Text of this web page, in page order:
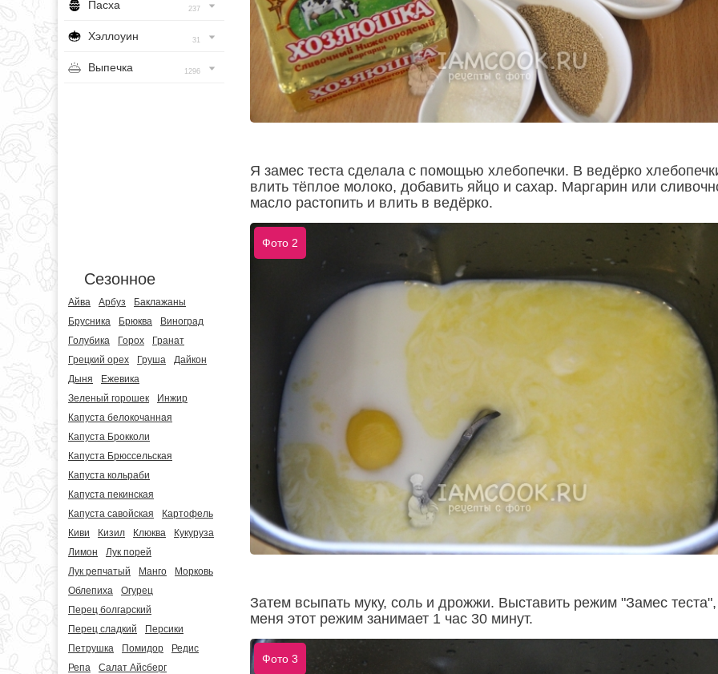
Пасха 237
Хэллоуин 31
Выпечка 1296
Сезонное
Айва Арбуз
Баклажаны
Брусника
Брюква
Виноград
Голубика
Горох
Гранат
Грецкий орех
Груша
Дайкон
Дыня
Ежевика
Зеленый горошек
Инжир
Капуста белокочанная
Капуста Брокколи
Капуста Брюссельская
Капуста кольраби
Капуста пекинская
Капуста савойская
Картофель
Киви
Кизил Клюква
Кукуруза
Лимон
Лук порей
Лук репчатый
Манго
Морковь
Облепиха
Огурец
Перец болгарский
Перец сладкий
Персики
Петрушка
Помидор
Редис
Репа
Салат Айсберг
Я замес теста сделала с помощью хлебопечки. В ведёрко
влить тёплое молоко, добавить яйцо и сахар. Маргарин или
масло растопить и влить в ведёрко.
Фото 2
Затем всыпать муку, соль и дрожжи. Выставить режим "Замес
меня этот режим занимает 1 час 30 минут.
Фото 3